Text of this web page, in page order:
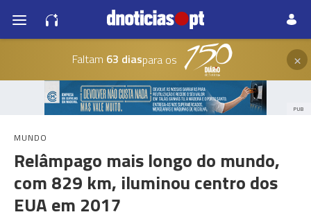
Faltam 63 diaspara os ×
PUB
MUNDO
Relâmpago mais longo do mundo,
com 829 km, iluminou centro dos
EUA em 2017